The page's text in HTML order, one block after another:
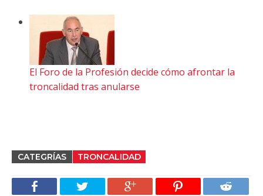
El Foro de la Profesión decide cómo afrontar la
troncalidad tras anularse
CATEGRÍAS TRONCALIDAD